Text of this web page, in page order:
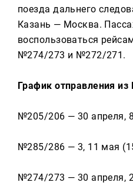
Для связи
+7 (843) 570−50−00
reception@tnvtv.ru
поезда дальнего
Казань — Москва.
воспользоваться
№274/273 и №272/271.
График отправления из
№205/206 — 30 апреля,
№285/286 — 3, 11 мая
№274/273 — 30 апреля,